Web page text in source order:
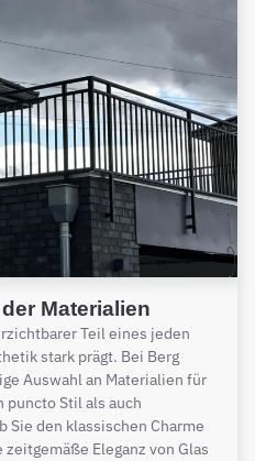
Materialien
Teil eines jeden
stark prägt. Bei Berg
Auswahl an Materialien für
puncto Stil als auch
Sie den klassischen Charme
Eleganz von Glas